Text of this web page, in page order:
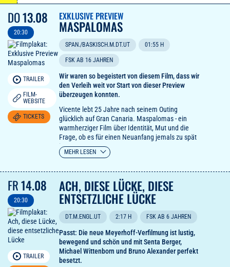
Perfektion.
DO13.08
20:30
TRAILER
FILM-
WEBSITE
TICKETS
EXKLUSIVE PREVIEW
MASPALOMAS
SPAN./BASKISCH.M.DT.UT 01:55 H
FSK AB 16 JAHREN
Wir waren so begeistert von diesem Film, dass wir
den Verleih weit vor Start von dieser Preview
überzeugen konnten.
Vicente lebt 25 Jahre nach seinem Outing
glücklich auf Gran Canaria. Maspalomas - ein
warmherziger Film über Identität, Mut und die
Frage, ob es für einen Neuanfang jemals zu spät
ist.
MEHR LESEN
FR14.08
20:30
TRAILER
ACH, DIESE LÜCKE, DIESE
ENTSETZLICHE LÜCKE
DT.M.ENGL.UT 2:17 H FSK AB 6 JAHREN
Passt: Die neue Meyerhoff-Verfilmung ist lustig,
bewegend und schön und mit Senta Berger,
Michael Wittenborn und Bruno Alexander perfekt
besetzt.